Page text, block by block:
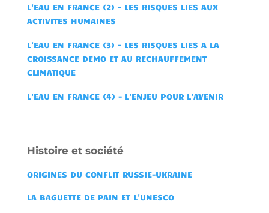
L'EAU EN FRANCE (2) - LES RISQUES LIES AUX
ACTIVITES HUMAINES
L'EAU EN FRANCE (3) - LES RISQUES LIES A LA
CROISSANCE DEMO ET AU RECHAUFFEMENT
CLIMATIQUE
L'EAU EN FRANCE (4) - L'ENJEU POUR L'AVENIR
Histoire et société
ORIGINES DU CONFLIT RUSSIE-UKRAINE
LA BAGUETTE DE PAIN ET L'UNESCO